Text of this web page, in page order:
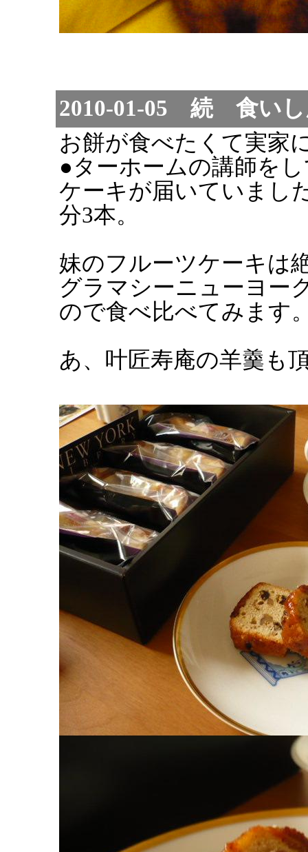
2010-01-05 続 食いし
お餅が食べたくて実家
●ターホームの講師を
ケーキが届いていまし
分3本。
妹のフルーツケーキは
グラマシーニューヨー
ので食べ比べてみます
あ、叶匠寿庵の羊羹も